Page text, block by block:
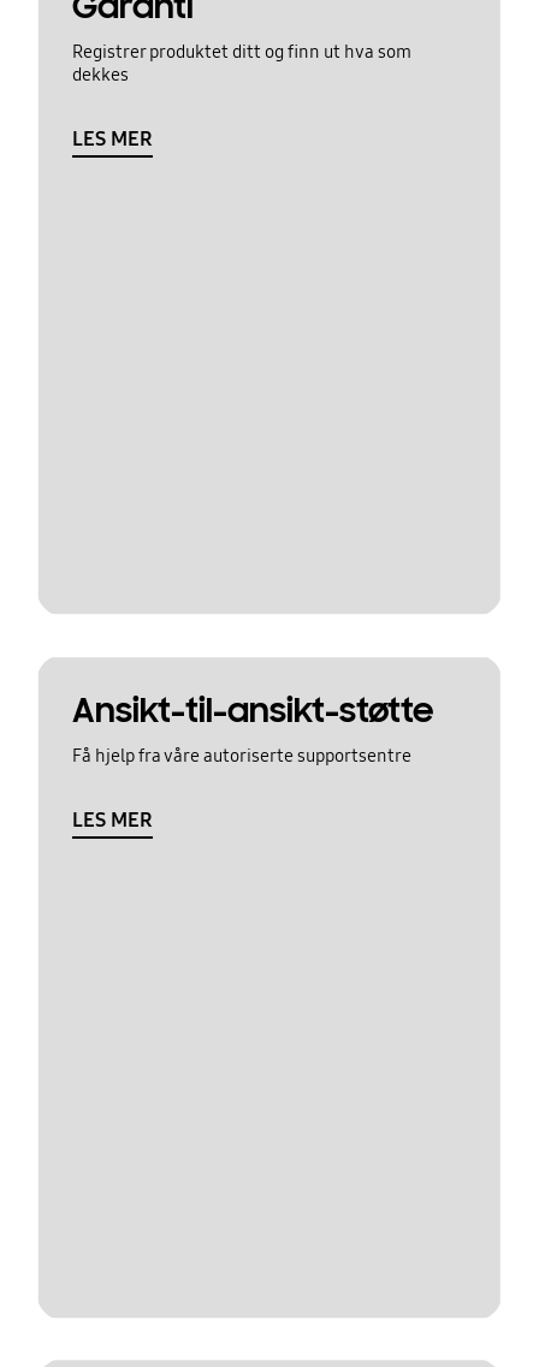
Registrer produktet ditt og finn ut hva som
dekkes
LES MER
Ansikt-til-ansikt-støtte
Få hjelp fra våre autoriserte supportsentre
LES MER